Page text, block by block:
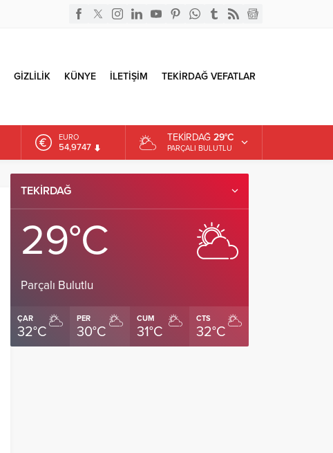
GİZLİLİK KÜNYE İLETİŞİM TEKİRDAĞ VEFATLAR
EURO
54,9747
ALTIN
DOLAR
TEKIRDAĞ 29°C
PARÇALI BULUTLU
TEKIRDAĞ
29°C
Parçalı Bulutlu
ÇAR
32°C
PER
30°C
CUM
31°C
CTS
32°C